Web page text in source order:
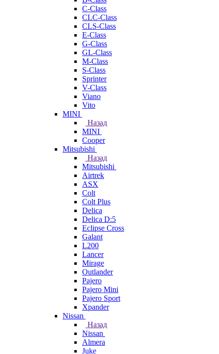
C-Class
CLC-Class
CLS-Class
E-Class
G-Class
GL-Class
M-Class
S-Class
Sprinter
V-Class
Viano
Vito
MINI
Назад
MINI
Cooper
Mitsubishi
Назад
Mitsubishi
Airtrek
ASX
Colt
Colt Plus
Delica
Delica D:5
Eclipse Cross
Galant
L200
Lancer
Mirage
Outlander
Pajero
Pajero Mini
Pajero Sport
Xpander
Nissan
Назад
Nissan
Almera
Juke